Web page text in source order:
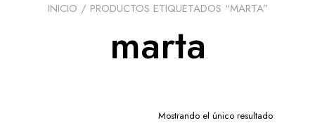
INICIO / PRODUCTOS ETIQUETADOS “MARTA”
marta
Mostrando el único resultado